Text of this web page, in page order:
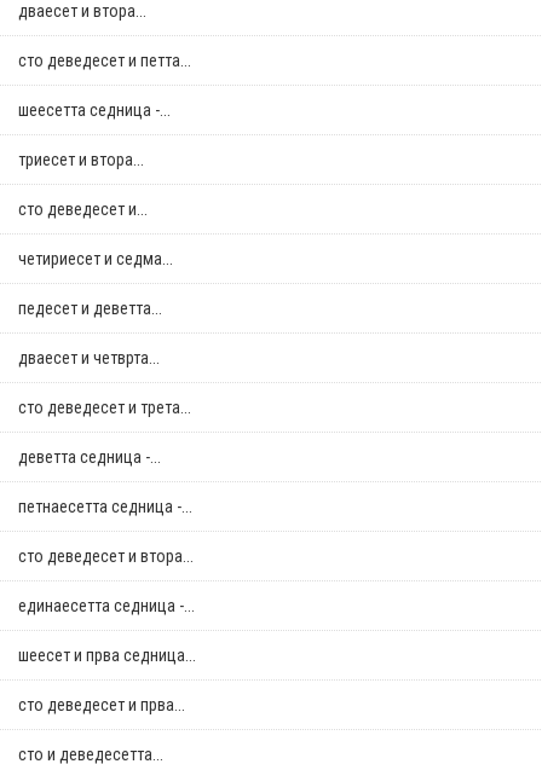
дваесет и втора...
сто деведесет и петта...
шеесетта седница -...
триесет и втора...
сто деведесет и...
четириесет и седма...
педесет и деветта...
дваесет и четврта...
сто деведесет и трета...
деветта седница -...
петнаесетта седница -...
сто деведесет и втора...
единаесетта седница -...
шеесет и прва седница...
сто деведесет и прва...
сто и деведесетта...